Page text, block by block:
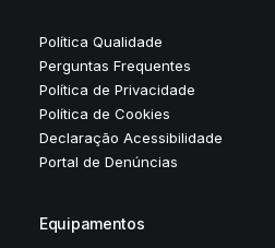
Política Qualidade
Perguntas Frequentes
Política de Privacidade
Política de Cookies
Declaração Acessibilidade
Portal de Denúncias
Equipamentos